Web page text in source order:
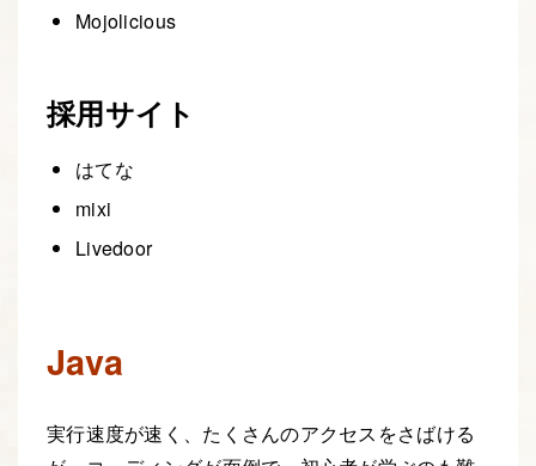
Mojolicious
採用サイト
はてな
mixi
Livedoor
Java
実行速度が速く、たくさんのアクセスをさばける